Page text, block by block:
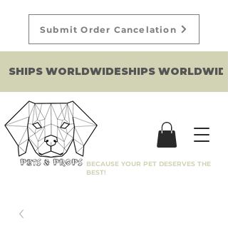
BECAUSE YOUR PET DESERVES THE
BEST!
SHIPS WORLDWIDE
Submit Order Cancelation